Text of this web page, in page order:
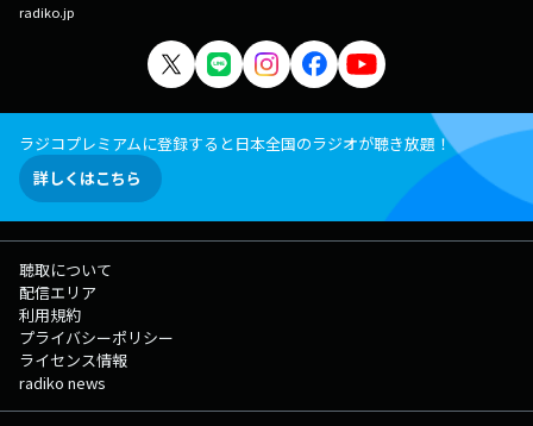
radiko.jp
ラジコプレミアムに登録すると日本全国のラジオが聴き放題！
詳しくはこちら
聴取について
配信エリア
利用規約
プライバシーポリシー
ライセンス情報
radiko news